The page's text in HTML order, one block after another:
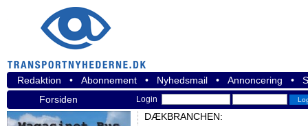
Redaktion • Abonnement • Nyhedsmail • Annoncering •
Forsiden
Login
DÆKBRANCHEN: